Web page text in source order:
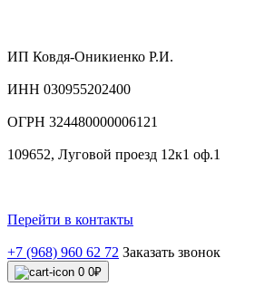
ИП Ковдя-Оникиенко Р.И.
ИНН 030955202400
ОГРН 324480000006121
109652, Луговой проезд 12к1 оф.1
Перейти в контакты
+7 (968) 960 62 72 Заказать звонок
0 0₽